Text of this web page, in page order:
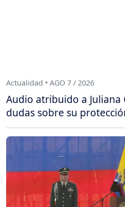
Actualidad • AGO 7 / 2026
Audio atribuido a Juliana
dudas sobre su